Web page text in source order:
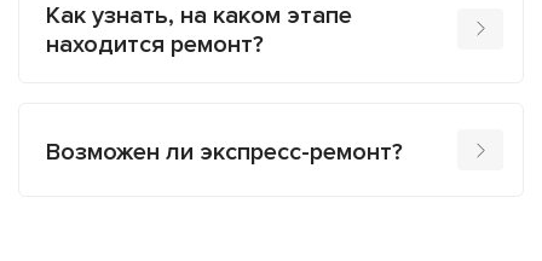
Как узнать, на каком этапе
находится ремонт?
Возможен ли экспресс-ремонт?